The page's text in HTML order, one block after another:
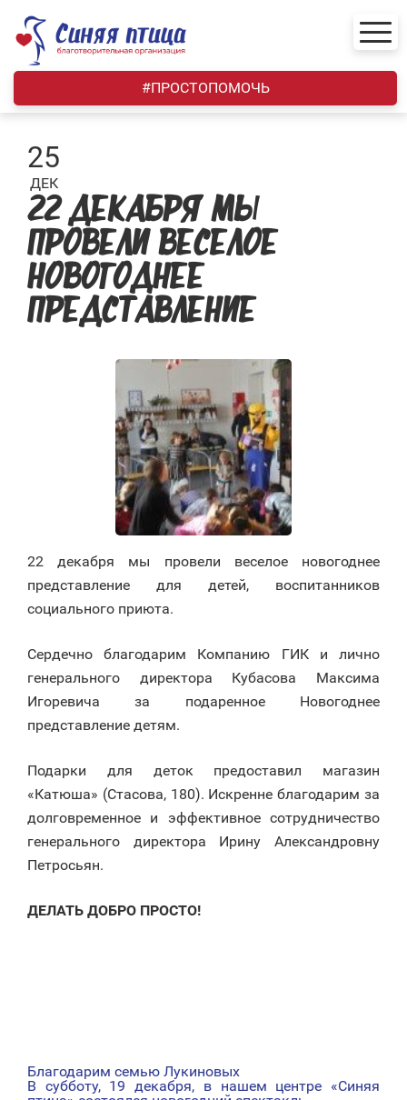
content
#ПРОСТОПОМОЧЬ
25
ДЕК
22 ДЕКАБРЯ МЫ
ПРОВЕЛИ ВЕСЕЛОЕ
НОВОГОДНЕЕ
ПРЕДСТАВЛЕНИЕ
22 декабря мы провели веселое новогоднее
представление для детей, воспитанников
социального приюта.
Сердечно благодарим Компанию ГИК и лично
генерального директора Кубасова Максима
Игоревича за подаренное Новогоднее
представление детям.
Подарки для деток предоставил магазин
«Катюша» (Стасова, 180). Искренне благодарим за
долговременное и эффективное сотрудничество
генерального директора Ирину Александровну
Петросьян.
ДЕЛАТЬ ДОБРО ПРОСТО!
НАВИГАЦИЯ
Благодарим семью Лукиновых
В субботу, 19 декабря, в нашем центре «Синяя